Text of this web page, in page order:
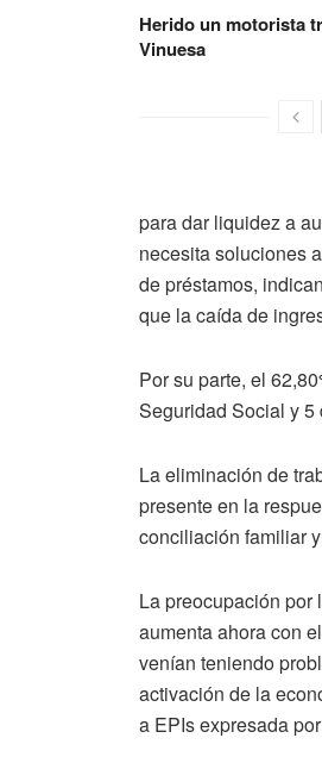
Herido un motorista
Vinuesa
para dar liquidez a
necesita soluciones
de préstamos,
que la caída de
Por su parte, el
Seguridad Social y 5
La eliminación de
presente en la
conciliación familiar
La preocupación por
aumenta ahora con
venían teniendo
activación de la
a EPIs expresada